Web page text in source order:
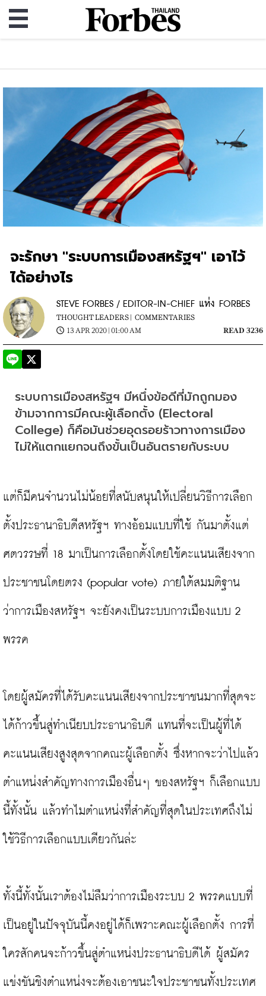
จะรักษา "ระบบการเมืองสหรัฐฯ" เอาไว้
ได้อย่างไร
STEVE FORBES / EDITOR-IN-CHIEF แห่ง FORBES
THOUGHT LEADERS | COMMENTARIES
13 APR 2020 | 01:00 AM
READ 3236
ระบบการเมืองสหรัฐฯ มีหนึ่งข้อดีที่มักถูกมอง
ข้ามจากการมีคณะผู้เลือกตั้ง (Electoral
College) ก็คือมันช่วยอุดรอยร้าวทางการเมือง
ไม่ให้แตกแยกจนถึงขั้นเป็นอันตรายกับระบบ
แต่ก็มีคนจำนวนไม่น้อยที่สนับสนุนให้เปลี่ยนวิธีการเลือก
ตั้งประธานาธิบดีสหรัฐฯ ทางอ้อมแบบที่ใช้ กันมาตั้งแต่
ศตวรรษที่ 18 มาเป็นการเลือกตั้งโดยใช้คะแนนเสียงจาก
ประชาชนโดยตรง (popular vote) ภายใต้สมมติฐาน
ว่าการเมืองสหรัฐฯ จะยังคงเป็นระบบการเมืองแบบ 2
พรรค
โดยผู้สมัครที่ได้รับคะแนนเสียงจากประชาชนมากที่สุดจะ
ได้ก้าวขึ้นสู่ทำเนียบประธานาธิบดี แทนที่จะเป็นผู้ที่ได้
คะแนนเสียงสูงสุดจากคณะผู้เลือกตั้ง ซึ่งหากจะว่าไปแล้ว
ตำแหน่งสำคัญทางการเมืองอื่นๆ ของสหรัฐฯ ก็เลือกแบบ
นี้ทั้งนั้น แล้วทำไมตำแหน่งที่สำคัญที่สุดในประเทศถึงไม่
ใช้วิธีการเลือกแบบเดียวกันล่ะ
ทั้งนี้ทั้งนั้นเราต้องไม่ลืมว่าการเมืองระบบ 2 พรรคแบบที่
เป็นอยู่ในปัจจุบันนี้คงอยู่ได้ก็เพราะคณะผู้เลือกตั้ง การที่
ใครสักคนจะก้าวขึ้นสู่ตำแหน่งประธานาธิบดีได้ ผู้สมัคร
แข่งขันชิงตำแหน่งจะต้องเอาชนะใจประชาชนทั้งประเทศ